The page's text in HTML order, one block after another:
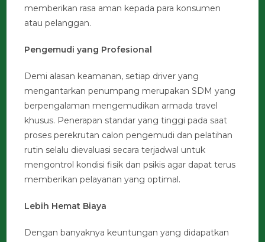
memberikan rasa aman kepada para konsumen
atau pelanggan.
Pengemudi yang Profesional
Demi alasan keamanan, setiap driver yang
mengantarkan penumpang merupakan SDM yang
berpengalaman mengemudikan armada travel
khusus. Penerapan standar yang tinggi pada saat
proses perekrutan calon pengemudi dan pelatihan
rutin selalu dievaluasi secara terjadwal untuk
mengontrol kondisi fisik dan psikis agar dapat terus
memberikan pelayanan yang optimal.
Lebih Hemat Biaya
Dengan banyaknya keuntungan yang didapatkan